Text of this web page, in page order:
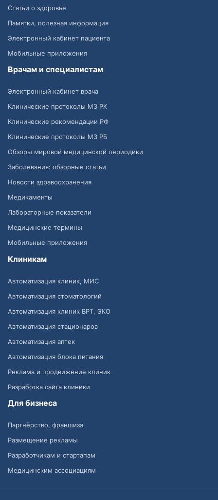
Статьи о здоровье
Памятки, полезная информация
Электронный кабинет пациента
Мобильные приложения
Врачам и специалистам
Электронный кабинет врача
Клинические протоколы МЗ РК
Клинические рекомендации РФ
Клинические протоколы МЗ РБ
Обзоры мировой медицинской периодики
Заболевания: обзорные статьи
Новости здравоохранения
Медикаменты
Лабораторные показатели
Медицинские термины
Мобильные приложения
Клиникам
Автоматизация клиник, МИС
Автоматизация стоматологий
Автоматизация клиник ВРТ, ЭКО
Автоматизация стационаров
Автоматизация аптек
Автоматизация блока питания
Реклама и продвижение клиник
Разработка сайта клиники
Для бизнеса
Партнёрство, франшиза
Размещение рекламы
Разработчикам и стартапам
Медицинским ассоциациям